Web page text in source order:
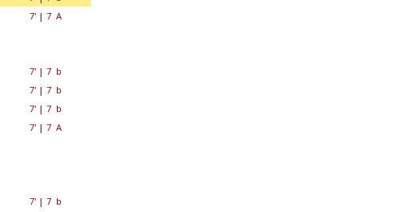
7'| 7 A
7'| 7 b
7'| 7 b
7'| 7 b
7'| 7 A
7'| 7 b